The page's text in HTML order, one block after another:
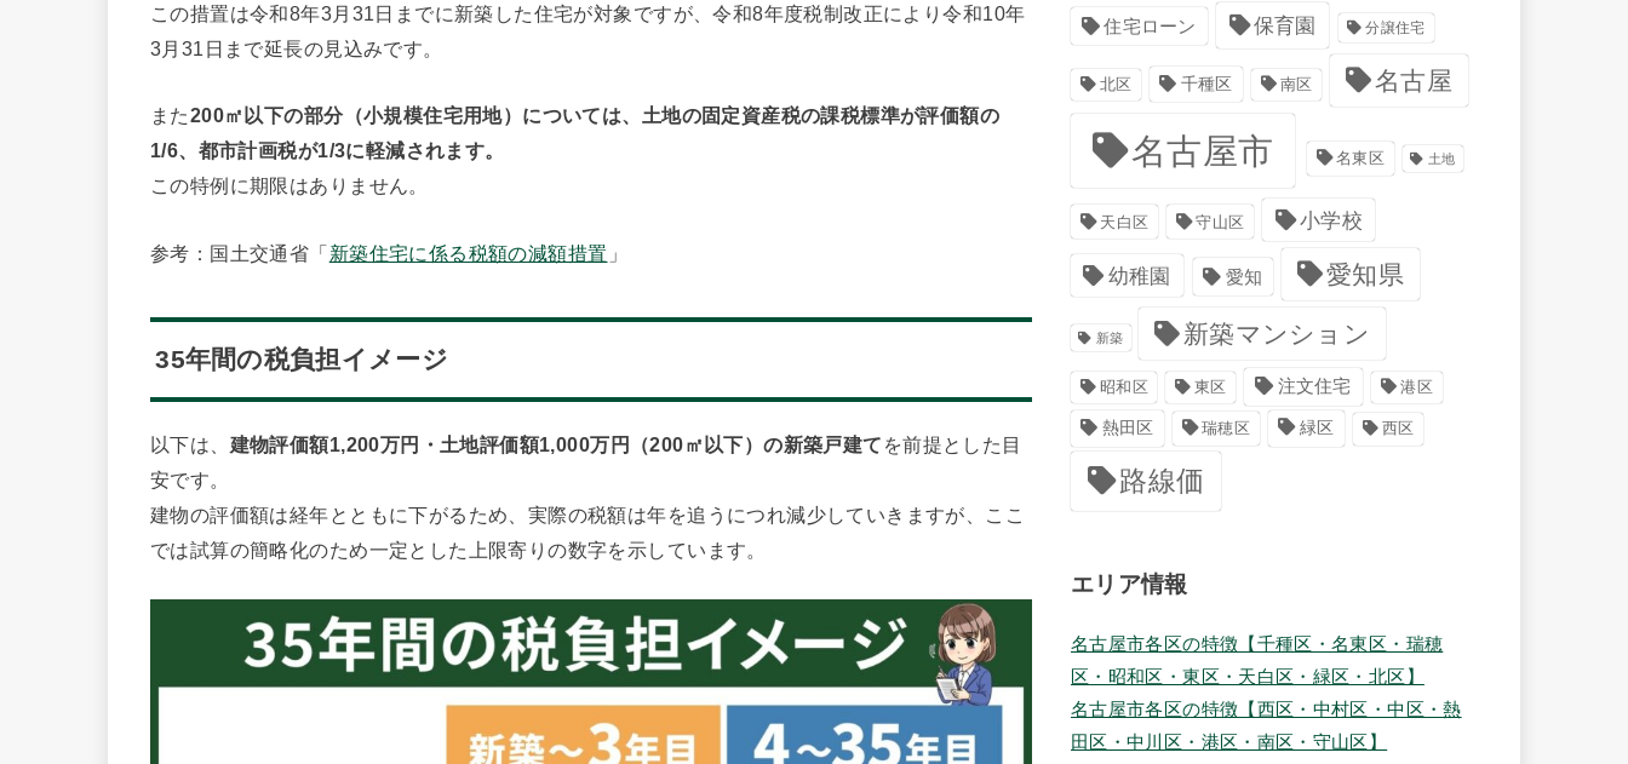
この措置は令和8年3月31日までに新築した住宅が対象ですが、令和8年度税制改正により令和10年
3月31日まで延長の見込みです。
また200㎡以下の部分（小規模住宅用地）については、土地の固定資産税の課税標準が評価額の
1/6、都市計画税が1/3に軽減されます。
この特例に期限はありません。
参考：国土交通省「新築住宅に係る税額の減額措置 」
35年間の税負担イメージ
以下は、 建物評価額1,200万円・土地評価額1,000万円（200㎡以下）の新築戸建て を前提とした目
安です。
建物の評価額は経年とともに下がるため、実際の税額は年を追うにつれ減少していきますが、ここ
では試算の簡略化のため一定とした上限寄りの数字を示しています。
住宅ローン 保育園 分譲住宅
北区 千種区 南区 名古屋
名古屋市 名東区 土地
天白区 守山区 小学校
幼稚園 愛知 愛知県
新築 新築マンション
昭和区 東区 注文住宅 港区
熱田区 瑞穂区 緑区 西区
路線価
エリア情報
名古屋市各区の特徴【千種区・名東区・瑞穂
区・昭和区・東区・天白区・緑区・北区】
名古屋市各区の特徴【西区・中村区・中区・熱
田区・中川区・港区・南区・守山区】